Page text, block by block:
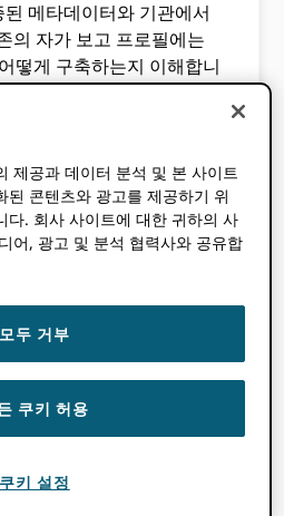
된 메타데이터와 기관에서
의 자가 보고 프로필에는
떻게 구축하는지 이해합니
은 점을 강조합니다.
로 도입 양상이 다릅니다.
사용과 통계적으로 유의
시오. ORCID 또한 글로
구 참여 격차를 줄이고 신뢰
여 격차 해소) 관행을 통해
위한 기관의 실질적인 조
태계에서 해당 활동을 얼
제공과 데이터 분석 및 본 사이트
된 콘텐츠와 광고를 제공하기 위
다. 회사 사이트에 대한 귀하의 사
어, 광고 및 분석 협력사와 공유합
모두 거부
쿠키 허용
쿠키 설정